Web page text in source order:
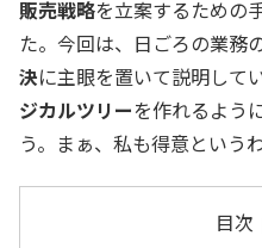
販売戦略を立案するための
た。今回は、日ごろの業務
決に主眼を置いて説明して
ジカルツリーを作れるよう
う。まぁ、私も得意という
目次